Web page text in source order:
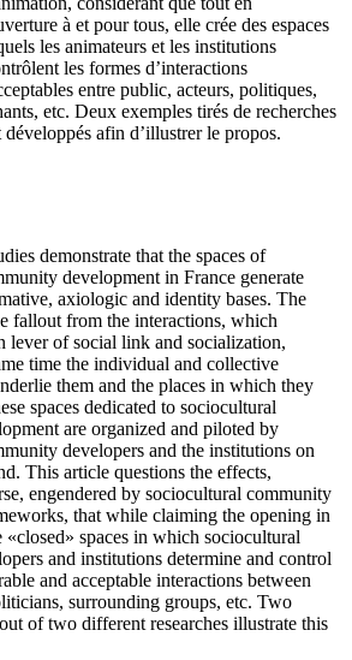
à et pour tous, elle crée des espaces
les animateurs et les institutions
les formes d’interactions
entre public, acteurs, politiques,
etc. Deux exemples tirés de recherches
afin d’illustrer le propos.
demonstrate that the spaces of
development in France generate
axiologic and identity bases. The
fallout from the interactions, which
lever of social link and socialization,
time the individual and collective
them and the places in which they
spaces dedicated to sociocultural
are organized and piloted by
developers and the institutions on
This article questions the effects,
engendered by sociocultural community
that while claiming the opening in
«closed» spaces in which sociocultural
and institutions determine and control
and acceptable interactions between
surrounding groups, etc. Two
of two different researches illustrate this